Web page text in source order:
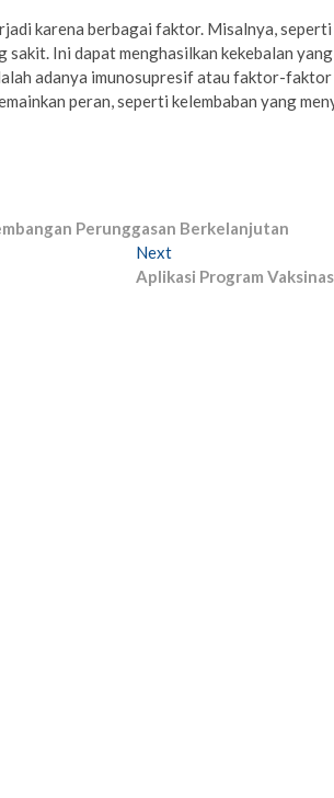
karena berbagai faktor. Misalnya, seperti
sakit. Ini dapat menghasilkan kekebalan
adanya imunosupresif atau faktor-faktor
peran, seperti kelembaban yang
Perunggasan Berkelanjutan
NextNext
post:
Aplikasi Program